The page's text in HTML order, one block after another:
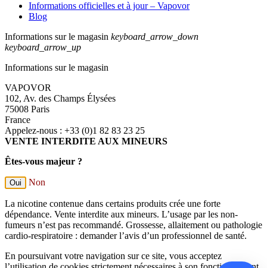
Informations officielles et à jour – Vapovor
Blog
Informations sur le magasin keyboard_arrow_down
keyboard_arrow_up
Informations sur le magasin
VAPOVOR
102, Av. des Champs Élysées
75008 Paris
France
Appelez-nous : +33 (0)1 82 83 23 25
VENTE INTERDITE AUX MINEURS
Êtes-vous majeur ?
Oui Non
La nicotine contenue dans certains produits crée une forte
dépendance. Vente interdite aux mineurs. L’usage par les non-
fumeurs n’est pas recommandé. Grossesse, allaitement ou pathologie
cardio-respiratoire : demander l’avis d’un professionnel de santé.
En poursuivant votre navigation sur ce site, vous acceptez